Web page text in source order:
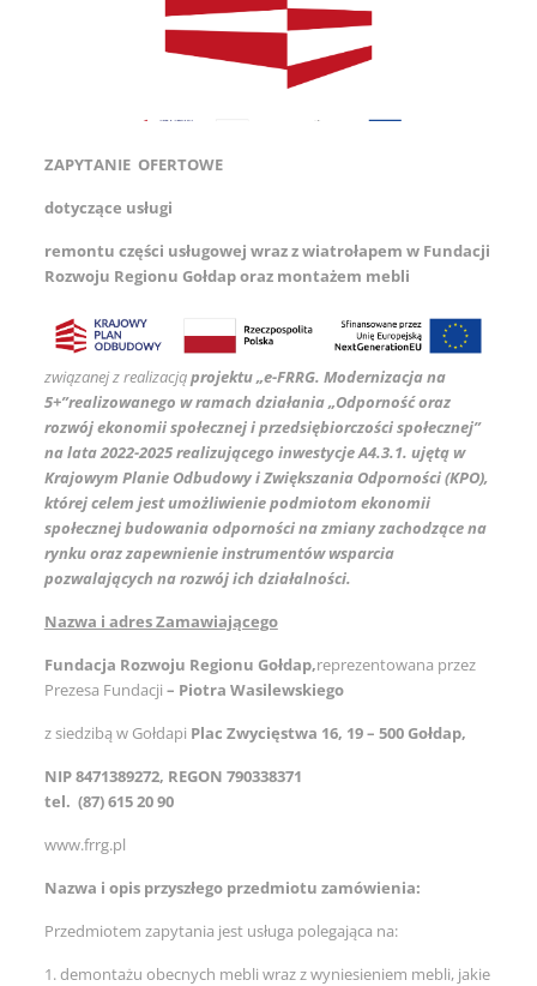
ZAPYTANIE OFERTOWE
dotyczące usługi
remontu części usługowej wraz z wiatrołapem w Fundacji
Rozwoju Regionu Gołdap oraz montażem mebli
związanej z realizacjąprojektu „e-FRRG. Modernizacja na
5+”realizowanego w ramach działania „Odporność oraz
rozwój ekonomii społecznej i przedsiębiorczości społecznej”
na lata 2022-2025 realizującego inwestycje A4.3.1. ujętą w
Krajowym Planie Odbudowy i Zwiększania Odporności (KPO),
której celem jest umożliwienie podmiotom ekonomii
społecznej budowania odporności na zmiany zachodzące na
rynku oraz zapewnienie instrumentów wsparcia
pozwalających na rozwój ich działalności.
Nazwa i adres Zamawiającego
Fundacja Rozwoju Regionu Gołdap,reprezentowana przez
Prezesa Fundacji – Piotra Wasilewskiego
z siedzibą w Gołdapi Plac Zwycięstwa 16, 19 – 500 Gołdap,
NIP 8471389272, REGON 790338371
tel. (87) 615 20 90
www.frrg.pl
Nazwa i opis przyszłego przedmiotu zamówienia:
Przedmiotem zapytania jest usługa polegająca na:
1. demontażu obecnych mebli wraz z wyniesieniem mebli, jakie